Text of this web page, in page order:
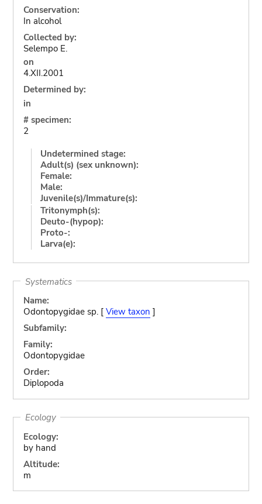
Conservation:
In alcohol
Collected by:
Selempo E.
on
4.XII.2001
Determined by:
in
# specimen:
2
Undetermined stage:
Adult(s) (sex unknown):
Female:
Male:
Juvenile(s)/Immature(s):
Tritonymph(s):
Deuto-(hypop):
Proto-:
Larva(e):
Systematics
Name:
Odontopygidae sp. [ View taxon ]
Subfamily:
Family:
Odontopygidae
Order:
Diplopoda
Ecology
Ecology:
by hand
Altitude:
m